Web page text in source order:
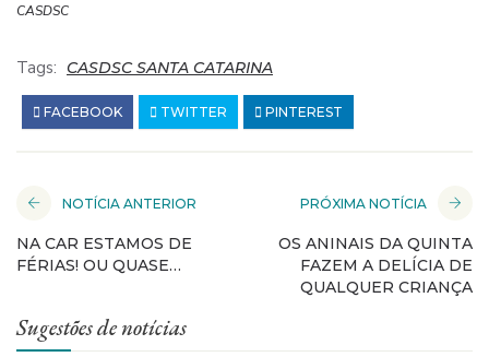
CASDSC
Tags: CASDSC SANTA CATARINA
FACEBOOK TWITTER PINTEREST
NOTÍCIA ANTERIOR
NA CAR ESTAMOS DE
FÉRIAS! OU QUASE…
PRÓXIMA NOTÍCIA
OS ANINAIS DA QUINTA
FAZEM A DELÍCIA DE
QUALQUER CRIANÇA
Sugestões de notícias